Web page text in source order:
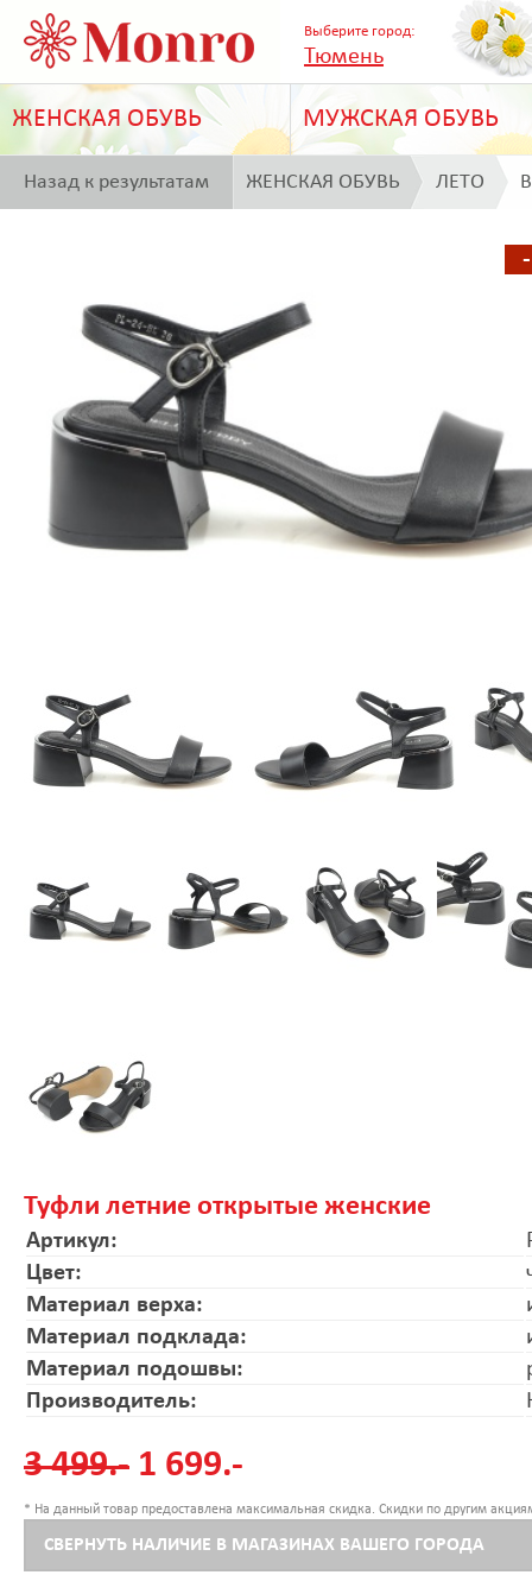
Выберите город:
Тюмень
ЖЕНСКАЯ ОБУВЬ МУЖСКАЯ ОБУВЬ
Назад к результатам ЖЕНСКАЯ ОБУВЬ ЛЕТО
Туфли летние открытые женские
Артикул:
Цвет:
Материал верха:
Материал подклада:
Материал подошвы:
Производитель:
3 499.- 1 699.-
* На данный товар предоставлена максимальная скидка. Скидки по другим
СВЕРНУТЬ НАЛИЧИЕ В МАГАЗИНАХ ВАШЕГО ГОРОДА